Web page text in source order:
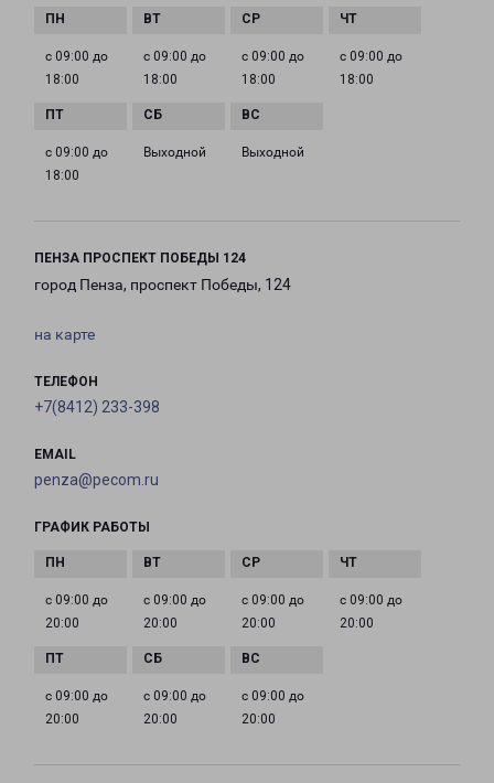
с 09:00 до
18:00
с 09:00 до
18:00
с 09:00 до
18:00
с 09:00 до
18:00
с 09:00 до
18:00
Выходной Выходной
ПЕНЗА ПРОСПЕКТ ПОБЕДЫ 124
город Пенза, проспект Победы, 124
на карте
ТЕЛЕФОН
+7(8412) 233-398
EMAIL
penza@pecom.ru
ГРАФИК РАБОТЫ
с 09:00 до
20:00
с 09:00 до
20:00
с 09:00 до
20:00
с 09:00 до
20:00
с 09:00 до
20:00
с 09:00 до
20:00
с 09:00 до
20:00